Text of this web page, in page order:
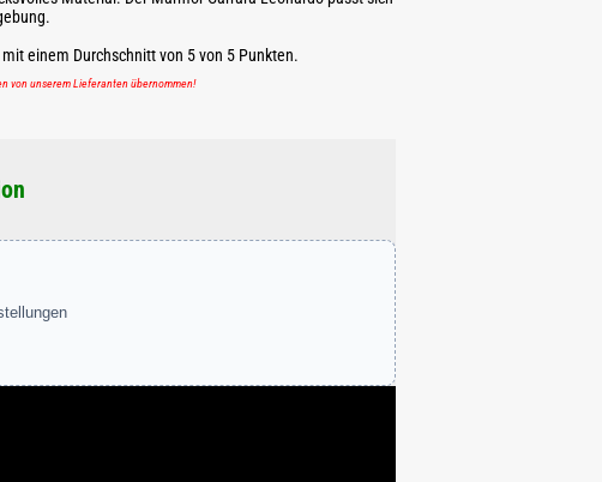
einem Durchschnitt von 5von 5 Punkten.
von unserem Lieferanten übernommen!